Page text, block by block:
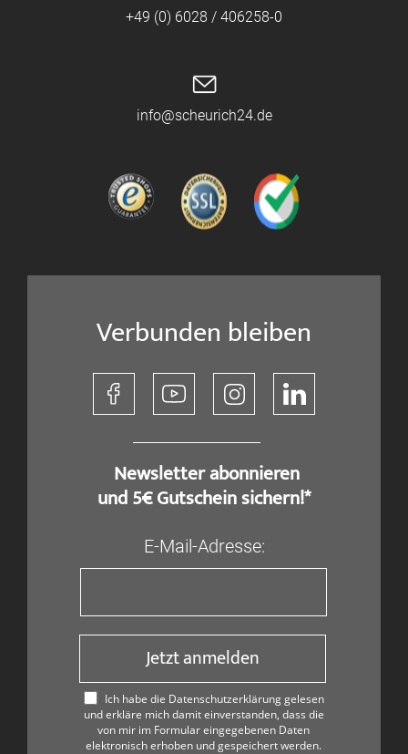
+49 (0) 6028 / 406258-0
info@scheurich24.de
Verbunden bleiben
​ Newsletter abonnieren
und 5€ Gutschein sichern!*
E-Mail-Adresse:
Jetzt anmelden
Ich habe die Datenschutzerklärung gelesen
und erkläre mich damit einverstanden, dass die
von mir im Formular eingegebenen Daten
elektronisch erhoben und gespeichert werden.